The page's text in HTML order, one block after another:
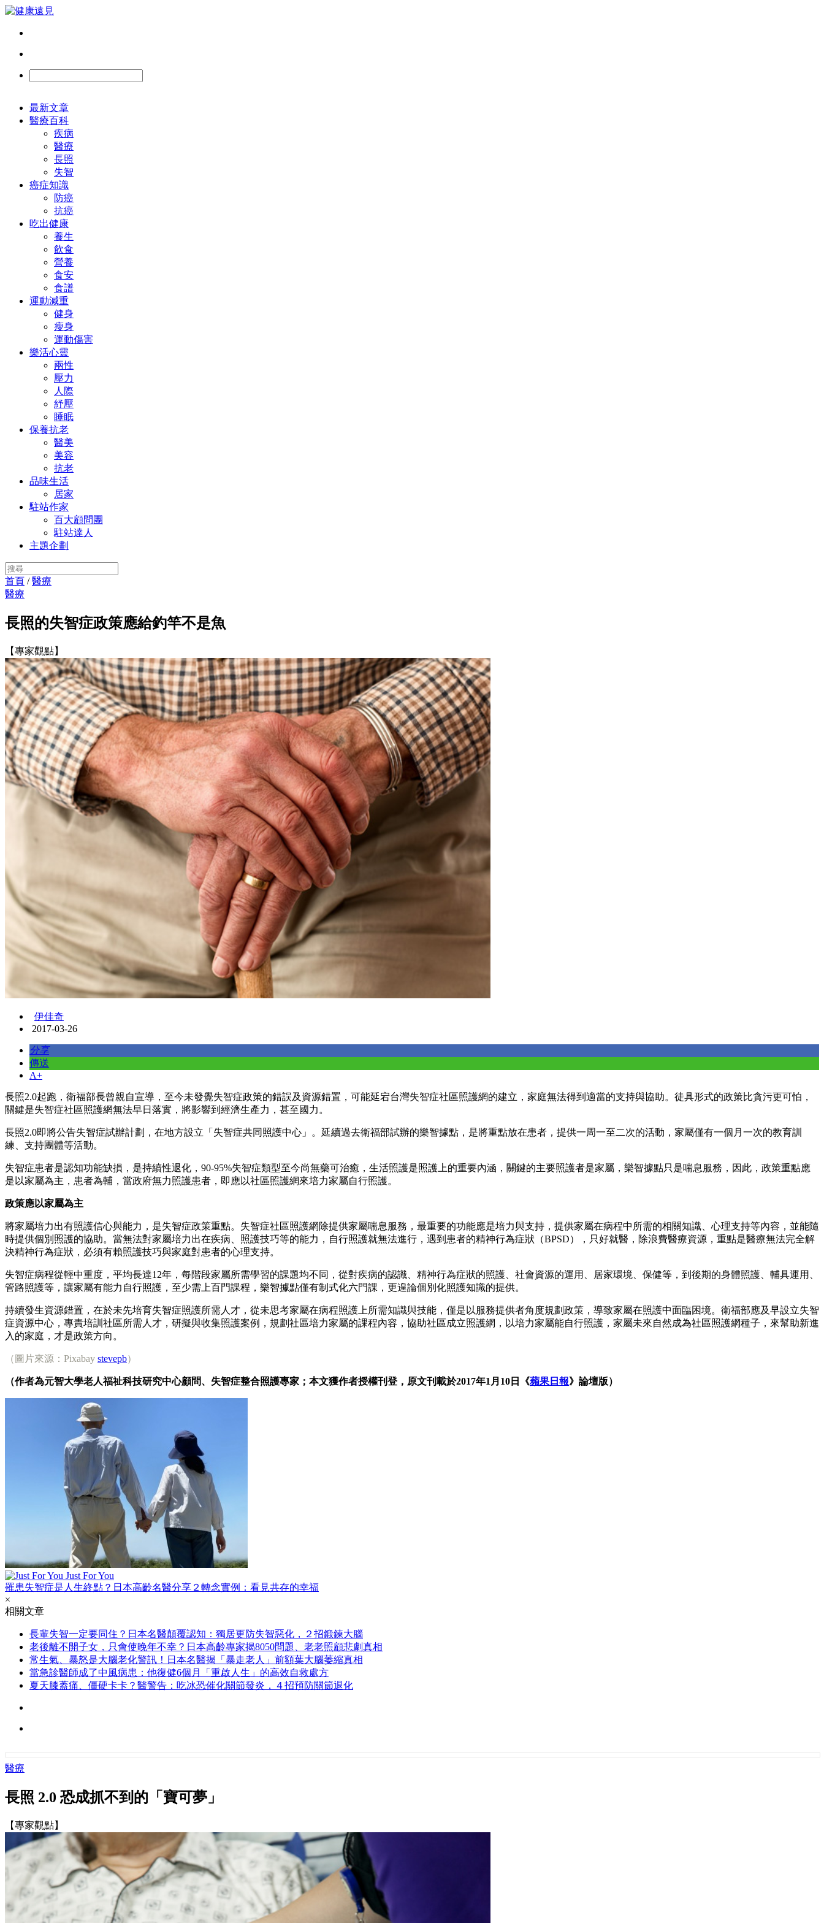
最新文章
醫療百科
疾病
醫療
長照
失智
癌症知識
防癌
抗癌
吃出健康
養生
飲食
營養
食安
食譜
運動減重
健身
瘦身
運動傷害
樂活心靈
兩性
壓力
人際
紓壓
睡眠
保養抗老
醫美
美容
抗老
品味生活
居家
駐站作家
百大顧問團
駐站達人
主題企劃
首頁 /醫療
醫療
長照的失智症政策應給釣竿不是魚
【專家觀點】
伊佳奇
2017-03-26
分享
傳送
A+
長照2.0起跑，衛福部長曾親自宣導，至今未發覺失智症政策的錯誤及資源錯置，可能延宕台灣失智症社區照護網的建立，家庭無法得到適當的支持與協助。徒具形式的政策比貪污更可怕，
關鍵是失智症社區照護網無法早日落實，將影響到經濟生產力，甚至國力。
長照2.0即將公告失智症試辦計劃，在地方設立「失智症共同照護中心」。延續過去衛福部試辦的樂智據點，是將重點放在患者，提供一周一至二次的活動，家屬僅有一個月一次的教育訓
練、支持團體等活動。
失智症患者是認知功能缺損，是持續性退化，90-95%失智症類型至今尚無藥可治癒，生活照護是照護上的重要內涵，關鍵的主要照護者是家屬，樂智據點只是喘息服務，因此，政策重點應
是以家屬為主，患者為輔，當政府無力照護患者，即應以社區照護網來培力家屬自行照護。
政策應以家屬為主
將家屬培力出有照護信心與能力，是失智症政策重點。失智症社區照護網除提供家屬喘息服務，最重要的功能應是培力與支持，提供家屬在病程中所需的相關知識、心理支持等內容，並能隨
時提供個別照護的協助。當無法對家屬培力出在疾病、照護技巧等的能力，自行照護就無法進行，遇到患者的精神行為症狀（BPSD），只好就醫，除浪費醫療資源，重點是醫療無法完全解
決精神行為症狀，必須有賴照護技巧與家庭對患者的心理支持。
失智症病程從輕中重度，平均長達12年，每階段家屬所需學習的課題均不同，從對疾病的認識、精神行為症狀的照護、社會資源的運用、居家環境、保健等，到後期的身體照護、輔具運用、
管路照護等，讓家屬有能力自行照護，至少需上百門課程，樂智據點僅有制式化六門課，更遑論個別化照護知識的提供。
持續發生資源錯置，在於未先培育失智症照護所需人才，從未思考家屬在病程照護上所需知識與技能，僅是以服務提供者角度規劃政策，導致家屬在照護中面臨困境。衛福部應及早設立失智
症資源中心，專責培訓社區所需人才，研擬與收集照護案例，規劃社區培力家屬的課程內容，協助社區成立照護網，以培力家屬能自行照護，家屬未來自然成為社區照護網種子，來幫助新進
入的家庭，才是政策方向。
（圖片來源：Pixabay stevepb）
（作者為元智大學老人福祉科技研究中心顧問、失智症整合照護專家；本文獲作者授權刊登，原文刊載於2017年1月10日《蘋果日報》論壇版）
Just For You
罹患失智症是人生終點？日本高齡名醫分享２轉念實例：看見共存的幸福
×
相關文章
長輩失智一定要同住？日本名醫顛覆認知：獨居更防失智惡化，２招鍛鍊大腦
老後離不開子女，只會使晚年不幸？日本高齡專家揭8050問題、老老照顧悲劇真相
常生氣、暴怒是大腦老化警訊！日本名醫揭「暴走老人」前額葉大腦萎縮真相
當急診醫師成了中風病患：他復健6個月「重啟人生」的高效自救處方
夏天膝蓋痛、僵硬卡卡？醫警告：吃冰恐催化關節發炎，４招預防關節退化
醫療
長照 2.0 恐成抓不到的「寶可夢」
【專家觀點】